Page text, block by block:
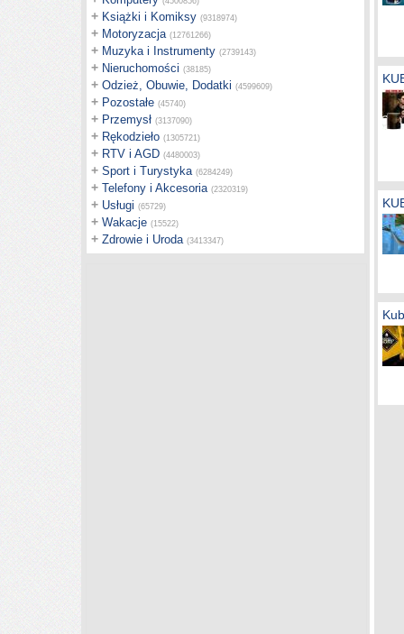
+ Książki i Komiksy (9318974)
+ Motoryzacja (12761266)
+ Muzyka i Instrumenty (2739143)
+ Nieruchomości (38185)
+ Odzież, Obuwie, Dodatki (4599609)
+ Pozostałe (45740)
+ Przemysł (3137090)
+ Rękodzieło (1305721)
+ RTV i AGD (4480003)
+ Sport i Turystyka (6284249)
+ Telefony i Akcesoria (2320319)
+ Usługi (65729)
+ Wakacje (15522)
+ Zdrowie i Uroda (3413347)